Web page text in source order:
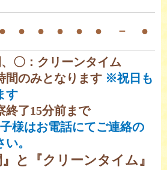
〇：クリーンタイム
間のみとなります ※祝日も
す
了15分前まで
様はお電話にてご連絡の
。
』と『クリーンタイム』
● ● ● ● ● ● － ●